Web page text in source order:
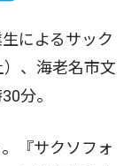
によるサック
、海老名市文
分。
『サクソフォ